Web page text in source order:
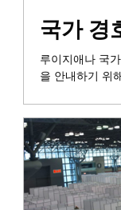
국가 경
루이지애나 국
을 안내하기 위